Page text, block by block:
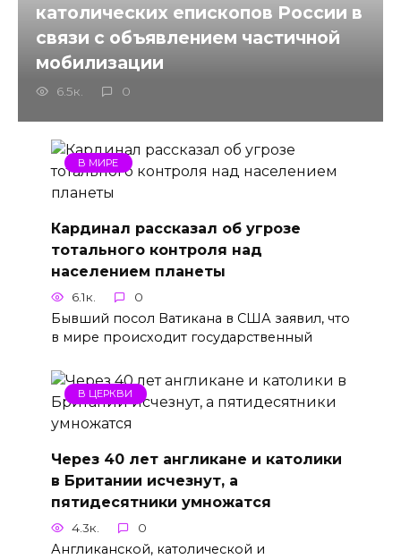
католических епископов России в
связи с объявлением частичной
мобилизации
6.5к. 0
В МИРЕ
Кардинал рассказал об угрозе
тотального контроля над
населением планеты
6.1к. 0
Бывший посол Ватикана в США заявил, что
в мире происходит государственный
В ЦЕРКВИ
Через 40 лет англикане и католики
в Британии исчезнут, а
пятидесятники умножатся
4.3к. 0
Англиканской, католической и